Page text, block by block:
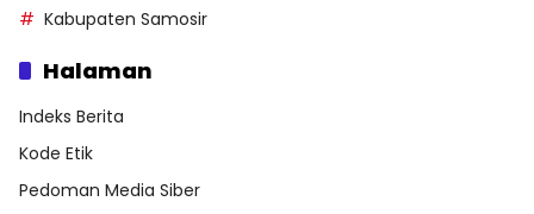
Kabupaten Samosir
Halaman
Indeks Berita
Kode Etik
Pedoman Media Siber